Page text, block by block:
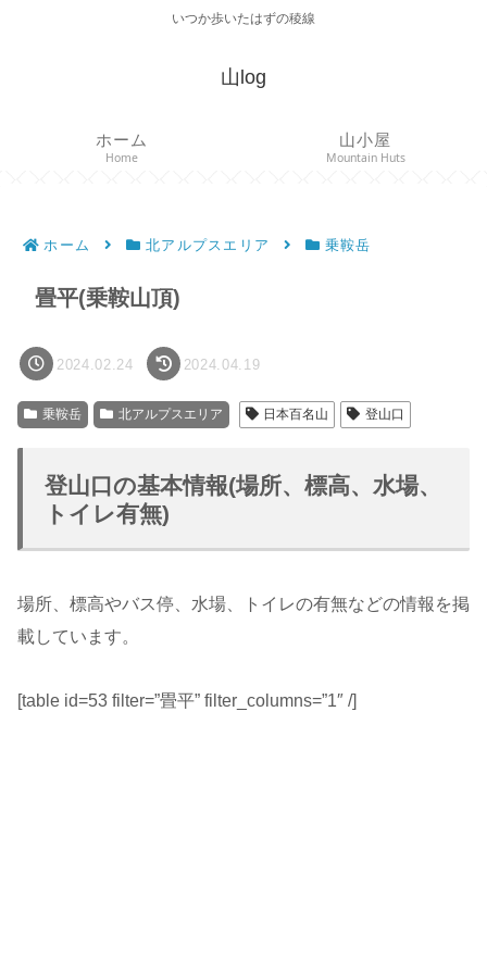
いつか歩いたはずの稜線
山log
ホーム
Home
山小屋
Mountain Huts
ホーム 北アルプスエリア 乗鞍岳
畳平(乗鞍山頂)
2024.02.24 2024.04.19
乗鞍岳 北アルプスエリア 日本百名山 登山口
登山口の基本情報(場所、標高、水場、
トイレ有無)
場所、標高やバス停、水場、トイレの有無などの情報を掲
載しています。
[table id=53 filter=”畳平” filter_columns=”1″ /]